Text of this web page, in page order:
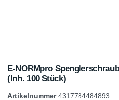
E-NORMpro
(Inh. 100 Stück)
Artikelnummer4317784484893